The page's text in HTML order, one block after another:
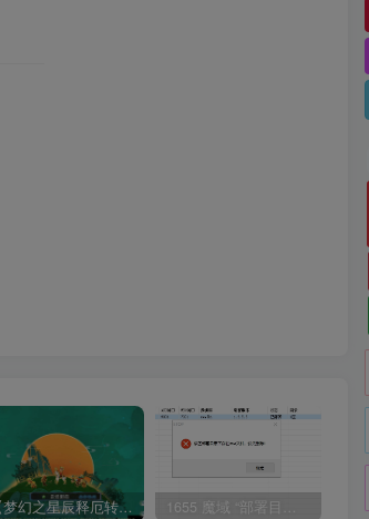
【梦幻之星辰释厄转尊享挂机版】MT3换皮梦幻西游Linux服务端+GM后台+双端+源码+架设教程 1655 魔域 “部署目录存在 exe 文件” 报错解决指南